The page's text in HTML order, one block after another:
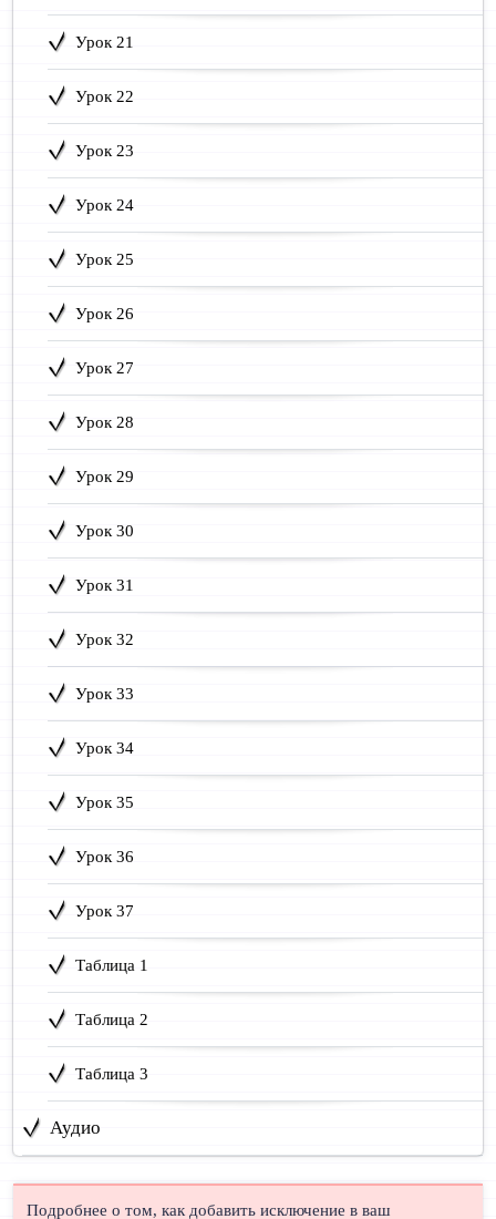
Урок 21
Урок 22
Урок 23
Урок 24
Урок 25
Урок 26
Урок 27
Урок 28
Урок 29
Урок 30
Урок 31
Урок 32
Урок 33
Урок 34
Урок 35
Урок 36
Урок 37
Таблица 1
Таблица 2
Таблица 3
Аудио
Подробнее о том, как добавить исключение в ваш